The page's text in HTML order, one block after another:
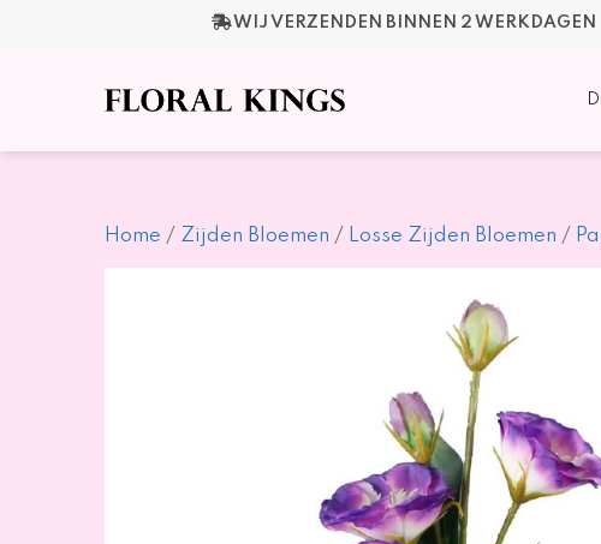
WIJ VERZENDEN BINNEN 2 WERKDAGEN
Home / Zijden Bloemen / Losse Zijden Bloemen /